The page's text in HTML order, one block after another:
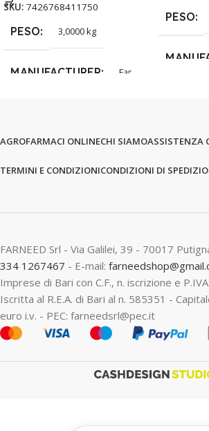
SKU: 7426768411750
PESO 3,0000 kg
MANUFACTURER Far
PESO
AGROFARMACI ONLINECHI SIAMOASSISTENZA
TERMINI E CONDIZIONICONDIZIONI DI
FARNEED Srl - Via Galilei, 39 - 70017
334 1267467 - E-mail:
Imprese di Bari con C.F., n. iscrizione e
Iscritta al R.E.A. di Bari al n. 585351 -
euro i.v. - PEC: farneedsrl@pec.it